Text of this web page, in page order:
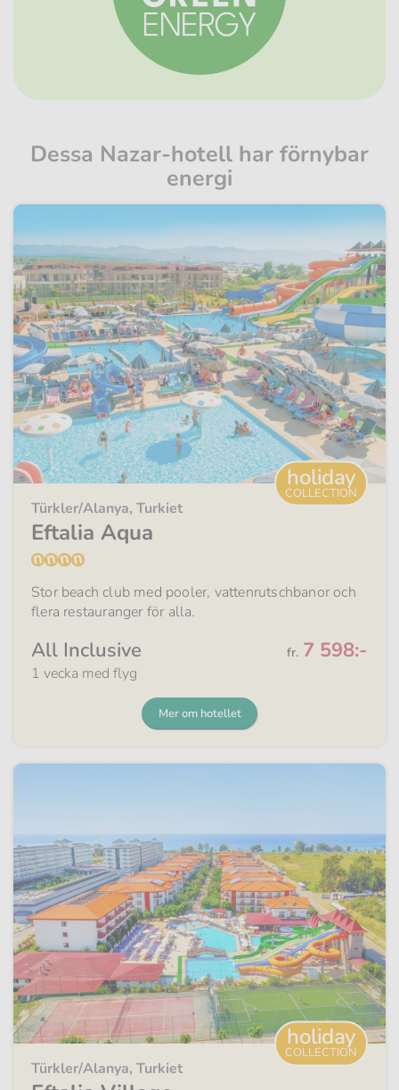
Dessa Nazar-hotell har förnybar
energi
holiday
COLLECTION
Türkler/Alanya, Turkiet
Eftalia Aqua
Stor beach club med pooler, vattenrutschbanor och
flera restauranger för alla.
All Inclusive Från
fr. 7 598:-
1 vecka med flyg
Mer om hotellet
holiday
COLLECTION
Türkler/Alanya, Turkiet